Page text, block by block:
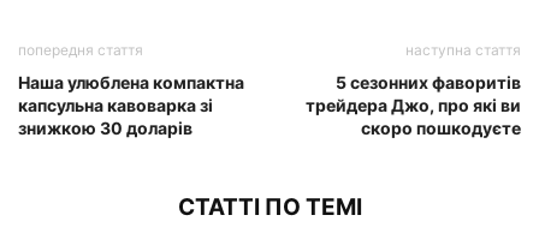
попередня стаття
Наша улюблена компактна
капсульна кавоварка зі
знижкою 30 доларів
наступна стаття
5 сезонних фаворитів
трейдера Джо, про які ви
скоро пошкодуєте
СТАТТІ ПО ТЕМІ